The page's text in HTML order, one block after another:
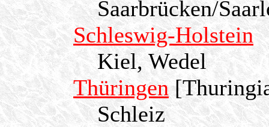
Saarbrücken/
Schleswig-Holstein
Kiel, Wedel
Thüringen
Schleiz